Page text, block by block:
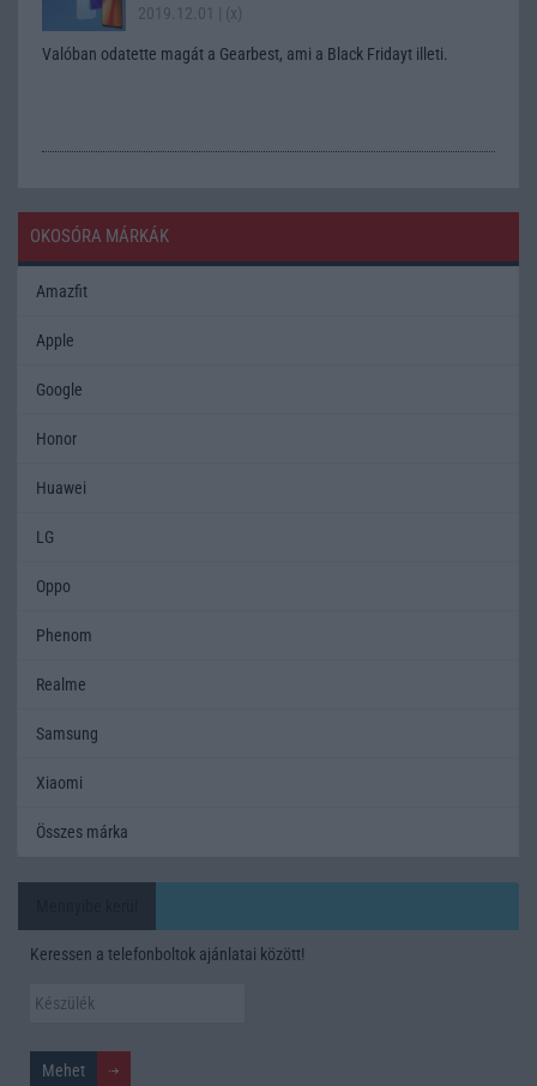
2019.12.01 | (x)
Valóban odatette magát a Gearbest, ami a Black Fridayt illeti.
OKOSÓRA MÁRKÁK
Amazfit
Apple
Google
Honor
Huawei
LG
Oppo
Phenom
Realme
Samsung
Xiaomi
Összes márka
Keressen a telefonboltok ajánlatai között!